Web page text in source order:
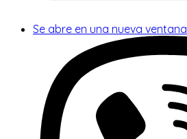
Se abre en una nueva ventana